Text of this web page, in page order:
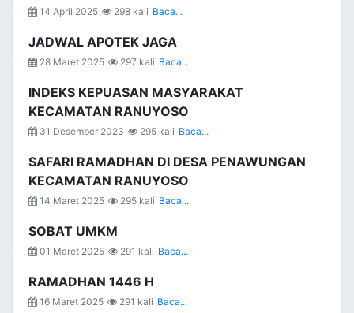
14 April 2025 298 kali Baca...
JADWAL APOTEK JAGA
28 Maret 2025 297 kali Baca...
INDEKS KEPUASAN MASYARAKAT
KECAMATAN RANUYOSO
31 Desember 2023 295 kali Baca...
SAFARI RAMADHAN DI DESA PENAWUNGAN
KECAMATAN RANUYOSO
14 Maret 2025 295 kali Baca...
SOBAT UMKM
01 Maret 2025 291 kali Baca...
RAMADHAN 1446 H
16 Maret 2025 291 kali Baca...